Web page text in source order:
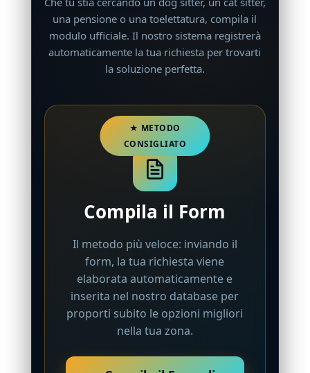
una pensione o una toelettatura, compila il
modulo ufficiale. Il nostro sistema registrerà
automaticamente la tua richiesta per trovarti
la soluzione perfetta.
Compila il Form
Il metodo più veloce: inviando il
form, la tua richiesta viene
elaborata automaticamente e
inserita nel nostro database per
proporti subito le opzioni migliori
nella tua zona.